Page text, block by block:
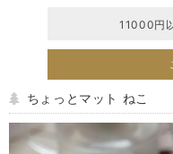
11000円
ちょっとマット ねこ